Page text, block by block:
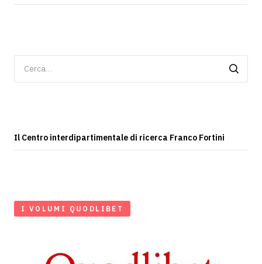
per:
Il Centro interdipartimentale di ricerca Franco Fortini
I VOLUMI QUODLIBET